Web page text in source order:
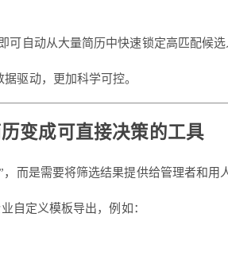
可自动从大量简历中快速锁定高匹配候
驱动，更加科学可控。
变成可直接决策的工具
而是需要将筛选结果提供给管理者和用
自定义模板导出，例如：